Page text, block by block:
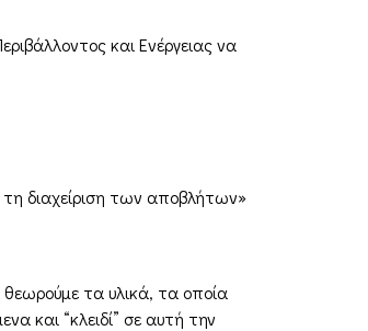
και Ενέργειας να
διαχείριση των αποβλήτων»
τα υλικά, τα οποία
και “κλειδί” σε αυτή την